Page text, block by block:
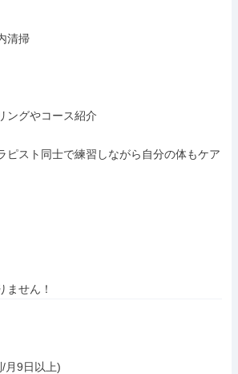
清掃
ングやコース紹介
ピスト同士で練習しながら自分の体もケア
せん！
月9日以上)